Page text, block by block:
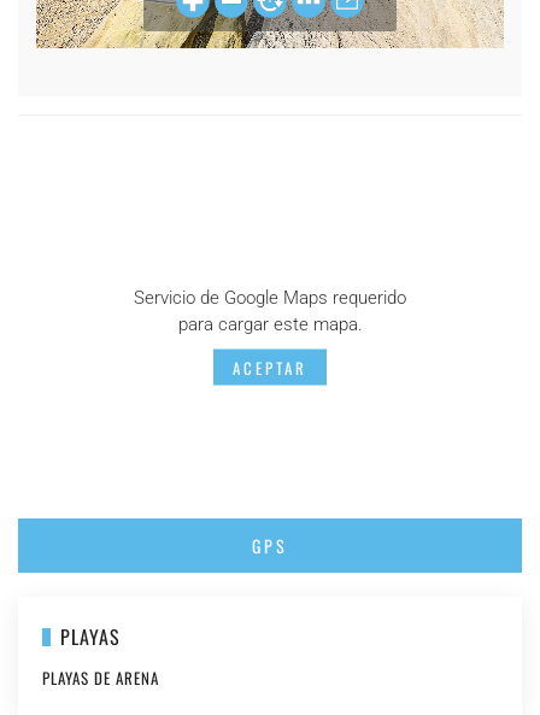
Servicio de Google Maps requerido
para cargar este mapa.
ACEPTAR
GPS
PLAYAS
PLAYAS DE ARENA